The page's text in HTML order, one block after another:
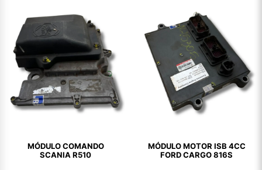
MÓDULO COMANDO
SCANIA R510
MÓDULO MOTOR ISB 4CC
FORD CARGO 816S